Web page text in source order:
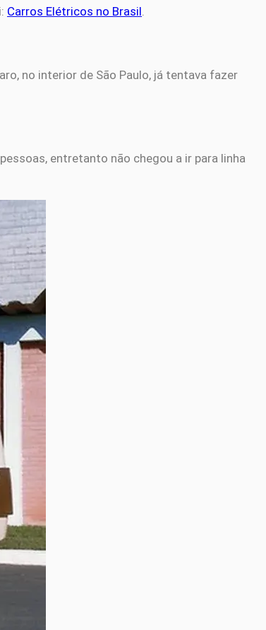
Carros Elétricos no Brasil.
no interior de São Paulo, já tentava fazer
entretanto não chegou a ir para linha